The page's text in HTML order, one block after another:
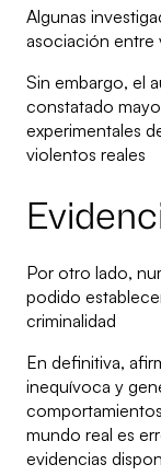
Algunas
asociación entre
Sin embargo, el
constatado
experimentales
violentos reales
Por otro lado,
podido
criminalidad
En definitiva,
inequívoca y
mundo real es
evidencias